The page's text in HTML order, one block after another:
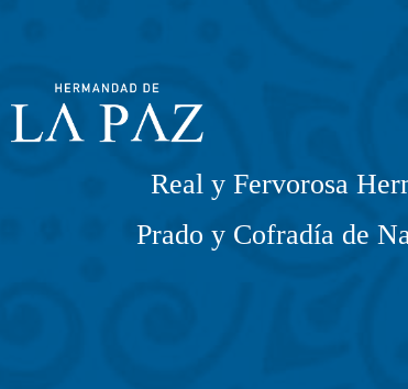
Real y Fervorosa
Prado y Cofradía de